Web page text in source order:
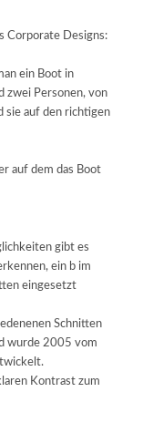
Corporate Designs:
ein Boot in
zwei Personen, von
sie auf den richtigen
auf dem das Boot
gibt es
ein b im
eingesetzt
Schnitten
wurde 2005 vom
Kontrast zum